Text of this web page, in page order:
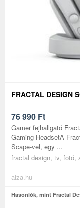
FRACTAL DESIGN
76 990 Ft
Gamer fejhallgató
Gaming HeadsetA
Scape-vel, egy ...
fractal design, tv, fotó,
alza.hu
Hasonlók, mint Fractal